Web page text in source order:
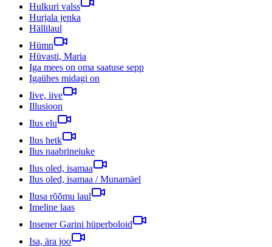
Hulkuri valss
Hurjala jenka
Hällilaul
Hümn
Hüvasti, Maria
Iga mees on oma saatuse sepp
Igaühes midagi on
Iive, iive
Illusioon
Ilus elu
Ilus hetk
Ilus naabrineiuke
Ilus oled, isamaa
Ilus oled, isamaa / Munamäel
Ilusa rõõmu laul
Imeline laas
Insener Garini hüperboloid
Isa, ära joo